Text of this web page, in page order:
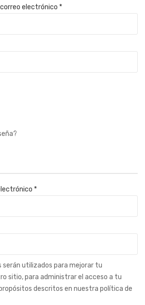
electrónico *
*
serán utilizados para mejorar tu
sitio, para administrar el acceso a tu
descritos en nuestra política de